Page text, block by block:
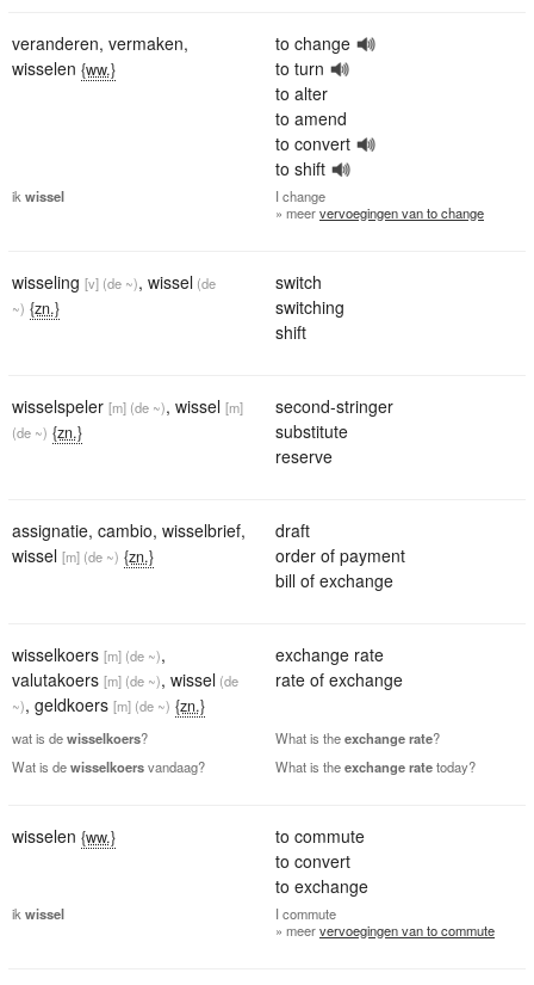
veranderen, vermaken,
wisselen {ww.}
to change
to turn
to alter
to amend
to convert
to shift
ik wissel I change
» meervervoegingen van to change
wisseling [v] (de ~), wissel (de
~) {zn.}
switch
switching
shift
wisselspeler [m] (de ~), wissel [m]
(de ~) {zn.}
second-stringer
substitute
reserve
assignatie, cambio, wisselbrief,
wissel [m] (de ~) {zn.}
draft
order of payment
bill of exchange
wisselkoers [m] (de ~),
valutakoers [m] (de ~), wissel (de
~), geldkoers [m] (de ~) {zn.}
exchange rate
rate of exchange
wat is dewisselkoers? What is theexchangerate?
Wat is dewisselkoersvandaag? What is theexchangeratetoday?
wisselen {ww.}
to commute
to convert
to exchange
ik wissel I commute
» meervervoegingen van to commute